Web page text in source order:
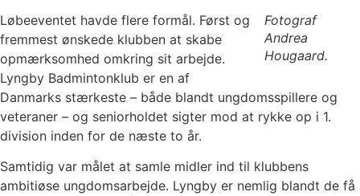
Fotograf
Andrea
Hougaard.
Løbeeventet havde flere formål. Først og
fremmest ønskede klubben at skabe
opmærksomhed omkring sit arbejde.
Lyngby Badmintonklub er en af
Danmarks stærkeste – både blandt ungdomsspillere og
veteraner – og seniorholdet sigter mod at rykke op i 1.
division inden for de næste to år.
Samtidig var målet at samle midler ind til klubbens
ambitiøse ungdomsarbejde. Lyngby er nemlig blandt de få